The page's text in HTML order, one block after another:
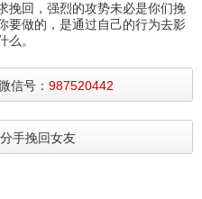
挽回，强烈的攻势未必是你们挽
要做的，是通过自己的行为去影
么。
信号： 987520442
手挽回女友